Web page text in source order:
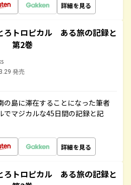
詳細を見る
ろトロピカル ある旅の記録と
第2巻
発売
の島に滞在することになった筆者
でマジカルな45日間の記録と記
詳細を見る
ろトロピカル ある旅の記録と